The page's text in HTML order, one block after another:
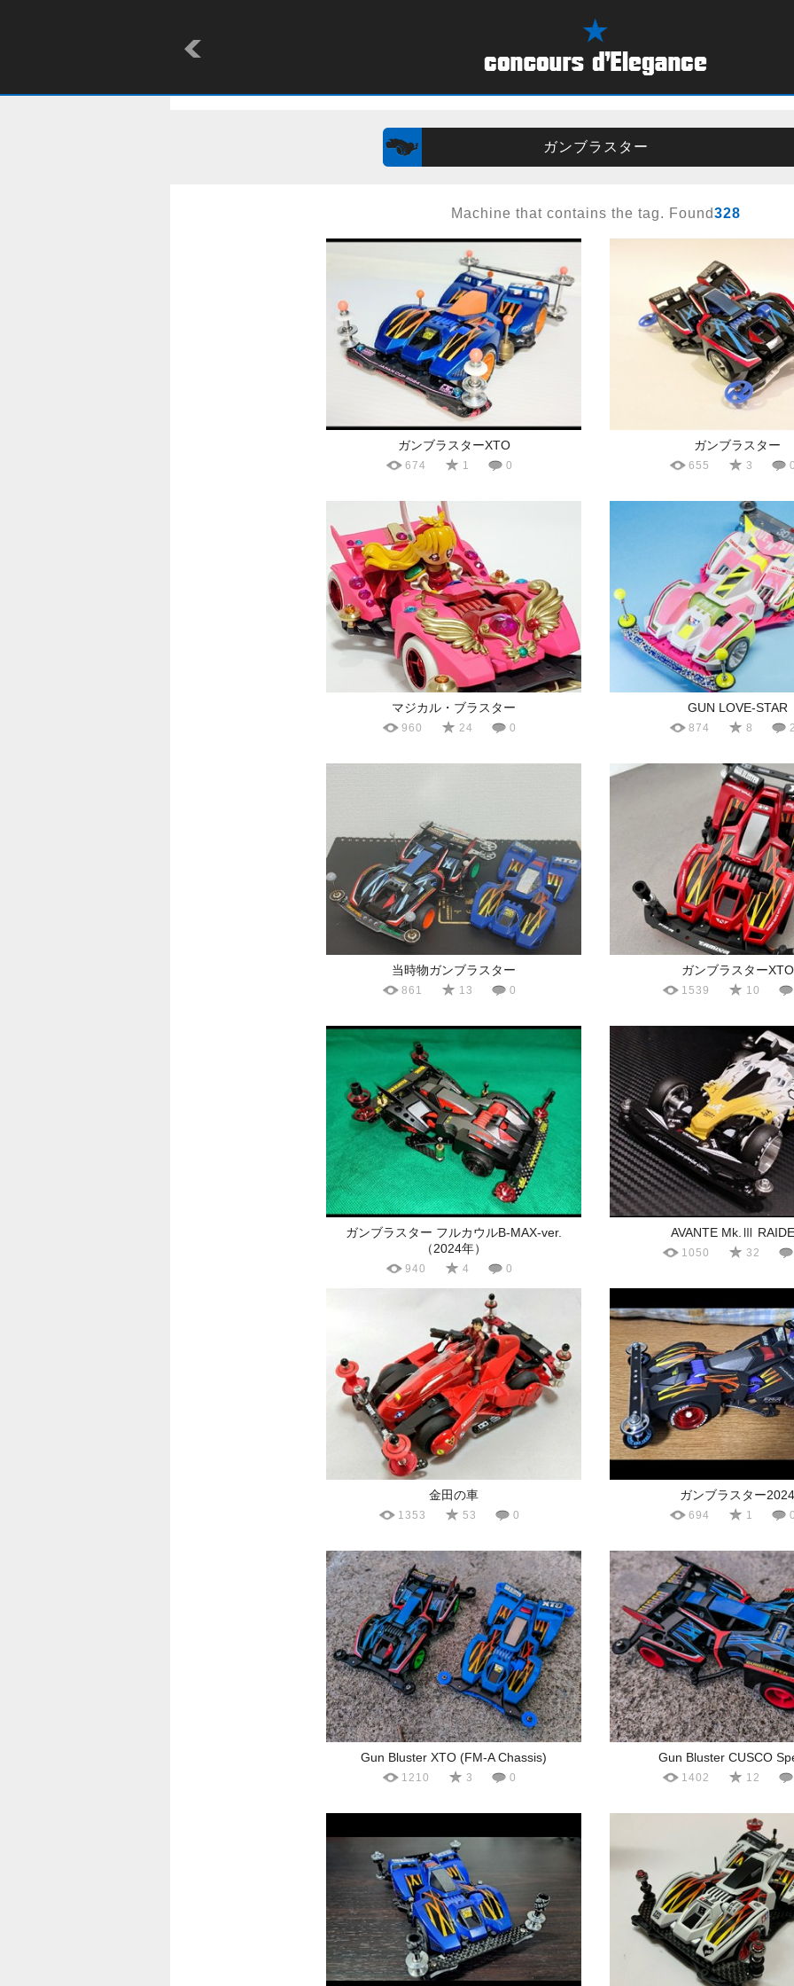
ガンブラスター
Machine that contains the tag. Found328
ガンブラスターXTO
674 1 0
ガンブラスター
655 3
マジカル・ブラスター
960 24 0
GUN LOVE-STAR
874 8
当時物ガンブラスター
861 13 0
ガンブラスターXTO
1539 10
ガンブラスター フルカウルB-MAX-ver.
（2024年）
940 4 0
AVANTE Mk.Ⅲ
1050 32
金田の車
1353 53 0
ガンブラスター2024
694 1
Gun Bluster XTO (FM-A Chassis)
1210 3 0
Gun Bluster CUSCO
1402 12